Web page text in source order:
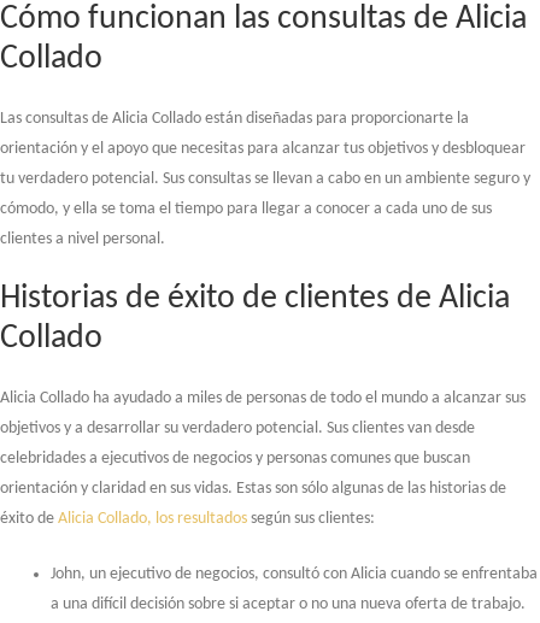
Cómo funcionan las consultas de Alicia
Collado
Las consultas de Alicia Collado están diseñadas para proporcionarte la
orientación y el apoyo que necesitas para alcanzar tus objetivos y desbloquear
tu verdadero potencial. Sus consultas se llevan a cabo en un ambiente seguro y
cómodo, y ella se toma el tiempo para llegar a conocer a cada uno de sus
clientes a nivel personal.
Historias de éxito de clientes de Alicia
Collado
Alicia Collado ha ayudado a miles de personas de todo el mundo a alcanzar sus
objetivos y a desarrollar su verdadero potencial. Sus clientes van desde
celebridades a ejecutivos de negocios y personas comunes que buscan
orientación y claridad en sus vidas. Estas son sólo algunas de las historias de
éxito de Alicia Collado, los resultados según sus clientes:
John, un ejecutivo de negocios, consultó con Alicia cuando se enfrentaba
a una difícil decisión sobre si aceptar o no una nueva oferta de trabajo.